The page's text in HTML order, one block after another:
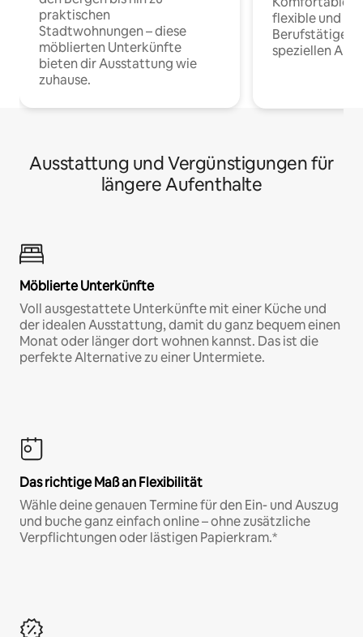
praktischen
Stadtwohnungen – diese
möblierten Unterkünfte
bieten dir Ausstattung wie
zuhause.
flexible und
Berufstätige
speziellen
Ausstattung und Vergünstigungen für
längere Aufenthalte
Möblierte Unterkünfte
Voll ausgestattete Unterkünfte mit einer Küche und
der idealen Ausstattung, damit du ganz bequem einen
Monat oder länger dort wohnen kannst. Das ist die
perfekte Alternative zu einer Untermiete.
Das richtige Maß an Flexibilität
Wähle deine genauen Termine für den Ein- und Auszug
und buche ganz einfach online – ohne zusätzliche
Verpflichtungen oder lästigen Papierkram.*